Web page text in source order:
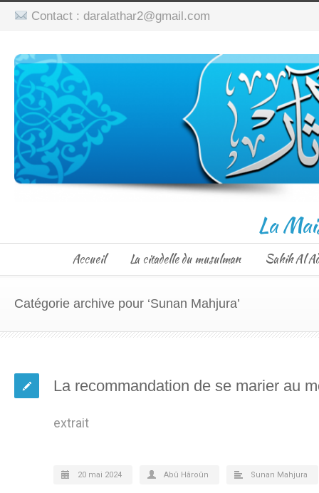
Contact : daralathar2@gmail.com
La
Accueil La citadelle du musulman Sahih Al
Catégorie archive pour ‘Sunan Mahjura’
La recommandation de se marier au
extrait
20 mai 2024 Abû Hâroûn Sunan Mahjura